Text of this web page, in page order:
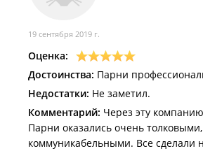
19 сентября 2019 г.
Оценка:
Достоинства: Парни
Недостатки: Не заметил.
Комментарий: Через эту
Парни оказались очень толковыми,
коммуникабельными. Все сделали